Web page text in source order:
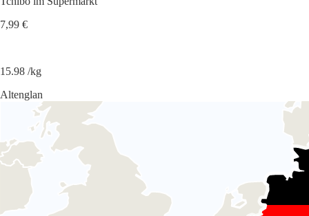
7,99 €
15.98 /kg
Altenglan